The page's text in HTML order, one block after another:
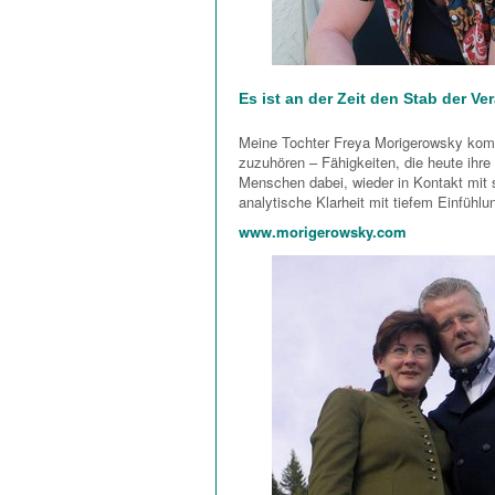
Es ist an der Zeit den Stab der
Meine Tochter Freya Morigerowsky
zuzuhören – Fähigkeiten, die heute
Menschen dabei, wieder in Kontakt
analytische Klarheit mit tiefem
www.morigerowsky.com